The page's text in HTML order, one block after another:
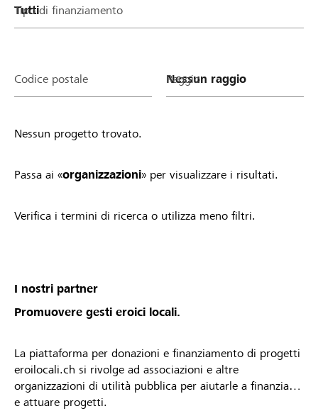
Tipo di finanziamento
Codice postale Raggio
Nessun progetto trovato.
Passa ai «organizzazioni» per visualizzare i risultati.
Verifica i termini di ricerca o utilizza meno filtri.
I nostri partner
Promuovere gesti eroici locali.
La piattaforma per donazioni e finanziamento di progetti
eroilocali.ch si rivolge ad associazioni e altre
organizzazioni di utilità pubblica per aiutarle a finanziare
e attuare progetti.